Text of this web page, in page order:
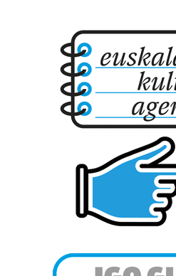
Webgune honek cookie
fitxategiak erabiltzen ditu. Zure
zerbitzuak hobetzeko asmoz,
baliatzen gara. Ohar hau
erabiltzeko baimen esplizitua